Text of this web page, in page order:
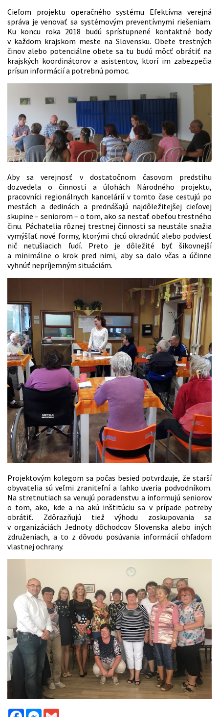
Cieľom projektu operačného systému Efektívna verejná
správa je venovať sa systémovým preventívnymi riešeniam.
Ku koncu roka 2018 budú sprístupnené kontaktné body
v každom krajskom meste na Slovensku. Obete trestných
činov alebo potenciálne obete sa tu budú môcť obrátiť na
krajských koordinátorov a asistentov, ktorí im zabezpečia
prísun informácií a potrebnú pomoc.
Aby sa verejnosť v dostatočnom časovom predstihu
dozvedela o činnosti a úlohách Národného projektu,
pracovníci regionálnych kancelárií v tomto čase cestujú po
mestách a dedinách a prednášajú najdôležitejšej cieľovej
skupine – seniorom – o tom, ako sa nestať obeťou trestného
činu. Páchatelia rôznej trestnej činnosti sa neustále snažia
vymýšľať nové formy, ktorými chcú okradnúť alebo podviesť
nič netušiacich ľudí. Preto je dôležité byť šikovnejší
a minimálne o krok pred nimi, aby sa dalo včas a účinne
vyhnúť nepríjemným situáciám.
Projektovým kolegom sa počas besied potvrdzuje, že starší
obyvatelia sú veľmi zraniteľní a ľahko uveria podvodníkom.
Na stretnutiach sa venujú poradenstvu a informujú seniorov
o tom, ako, kde a na akú inštitúciu sa v prípade potreby
obrátiť. Zdôrazňujú tiež výhodu zoskupovania sa
v organizáciách Jednoty dôchodcov Slovenska alebo iných
združeniach, a to z dôvodu posúvania informácií ohľadom
vlastnej ochrany.
FacebookMessenger